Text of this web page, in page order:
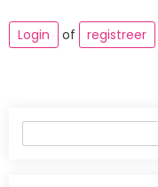
Login
of registreer